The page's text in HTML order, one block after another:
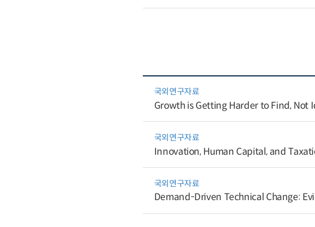
국외연구자료
Growth is Getting Harder to Find, Not
국외연구자료
Innovation, Human Capital, and
국외연구자료
Demand-Driven Technical Change: